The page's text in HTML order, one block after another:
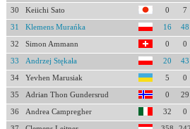
30 Keiichi Sato 0 7
31 Klemens Murańka 16 48
32 Simon Ammann 0 0
33 Andrzej Stękała 20 43
34 Yevhen Marusiak 5 0
35 Adrian Thon Gundersrud 0 29
36 Andrea Campregher 32 0